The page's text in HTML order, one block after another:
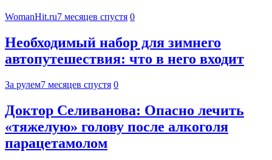
WomanHit.ru7 месяцев спустя 0
Необходимый набор для зимнего
автопутешествия: что в него входит
За рулем7 месяцев спустя 0
Доктор Селиванова: Опасно лечить
«тяжелую» голову после алкоголя
парацетамолом